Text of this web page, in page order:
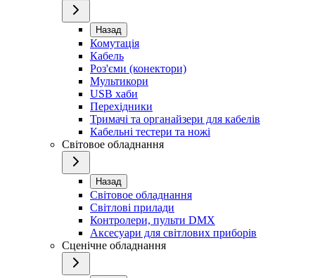
Назад
Комутація
Кабель
Роз'єми (конектори)
Мультикори
USB хаби
Перехідники
Тримачі та органайзери для кабелів
Кабельні тестери та ножі
Світовое обладнання
Назад
Світовое обладнання
Світлові прилади
Контролери, пульти DMX
Аксесуари для світлових приборів
Сценічне обладнання